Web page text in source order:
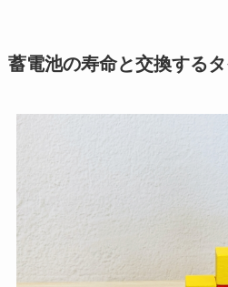
蓄電池の寿命と交換する